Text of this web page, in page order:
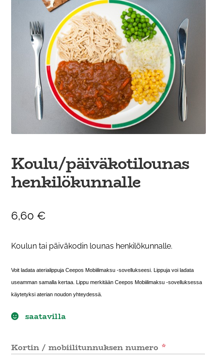
Ateria- ja välipalamyynti
Koulu/päiväkotilounas
henkilökunnalle
6,60 €
Koulun tai päiväkodin lounas henkilökunnalle.
Voit ladata aterialippuja Ceepos Mobiilimaksu -sovellukseesi. Lippuja voi ladata
useamman samalla kertaa. Lippu merkitään Ceepos Mobiilimaksu -sovelluksessa
käytetyksi aterian noudon yhteydessä.
saatavilla
Kortin / mobiilitunnuksen numero *